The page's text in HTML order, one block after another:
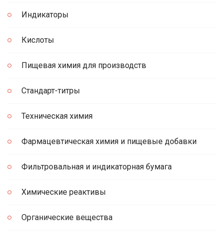
Индикаторы
Кислоты
Пищевая химия для производств
Стандарт-титры
Техническая химия
Фармацевтическая химия и пищевые добавки
Фильтровальная и индикаторная бумага
Химические реактивы
Органические вещества